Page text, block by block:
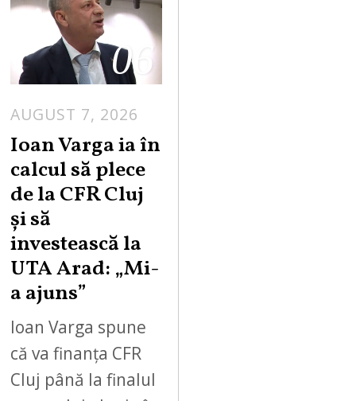
06
AUGUST 7, 2026
Ioan Varga ia în
calcul să plece
de la CFR Cluj
și să
investească la
UTA Arad: „Mi-
a ajuns”
Ioan Varga spune
că va finanța CFR
Cluj până la finalul